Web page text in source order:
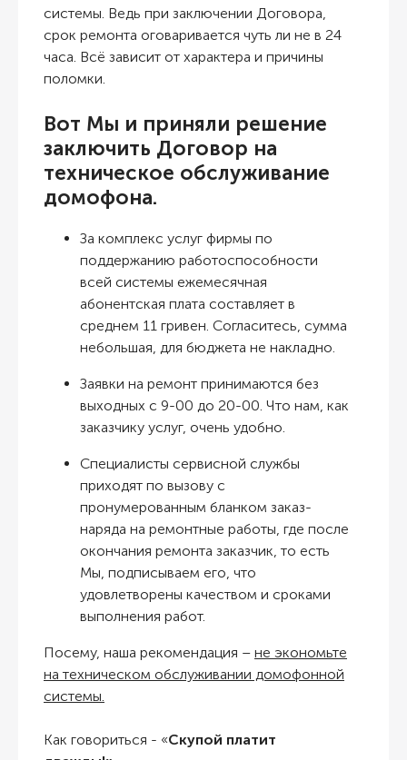
системы. Ведь при заключении Договора,
срок ремонта оговаривается чуть ли не в 24
часа. Всё зависит от характера и причины
поломки.
Вот Мы и приняли решение
заключить Договор на
техническое обслуживание
домофона.
За комплекс услуг фирмы по
поддержанию работоспособности
всей системы ежемесячная
абонентская плата составляет в
среднем 11 гривен. Согласитесь, сумма
небольшая, для бюджета не накладно.
Заявки на ремонт принимаются без
выходных с 9-00 до 20-00. Что нам, как
заказчику услуг, очень удобно.
Специалисты сервисной службы
приходят по вызову с
пронумерованным бланком заказ-
наряда на ремонтные работы, где после
окончания ремонта заказчик, то есть
Мы, подписываем его, что
удовлетворены качеством и сроками
выполнения работ.
Посему, наша рекомендация – не экономьте
на техническом обслуживании домофонной
системы.
Как говориться - «Скупой платит